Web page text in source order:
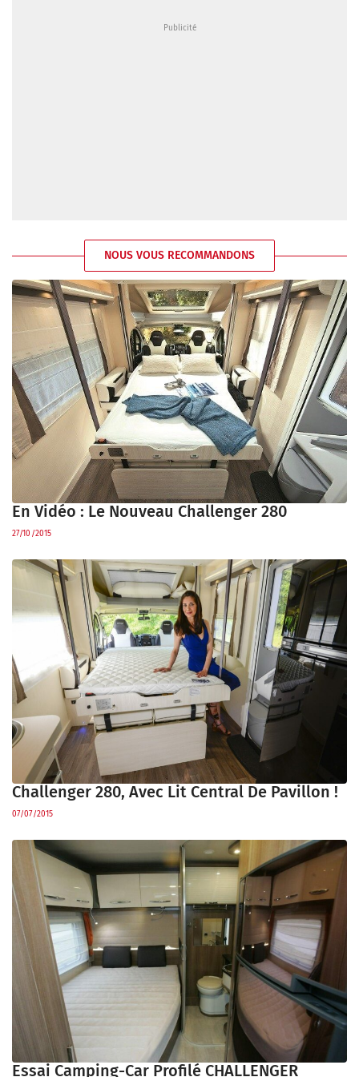
NOUS VOUS RECOMMANDONS
En Vidéo : Le Nouveau Challenger 280
27/10/2015
Challenger 280, Avec Lit Central De Pavillon !
07/07/2015
Essai Camping-Car Profilé CHALLENGER